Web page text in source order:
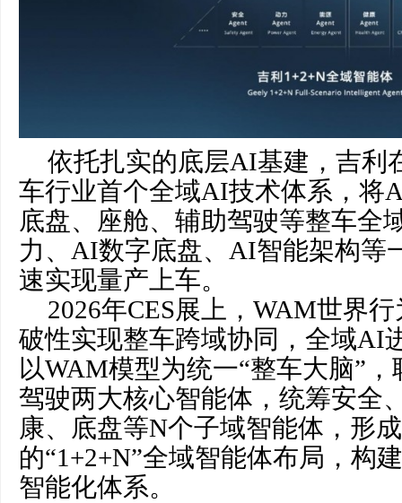
依托扎实的底层AI基建，吉利
车行业首个全域AI技术体系，将
底盘、座舱、辅助驾驶等整车全
力、AI数字底盘、AI智能架构等
速实现量产上车。
2026年CES展上，WAM世界
破性实现整车跨域协同，全域AI
以WAM模型为统一“整车大脑”
驾驶两大核心智能体，统筹安全
康、底盘等N个子域智能体，形
的“1+2+N”全域智能体布局，构
智能化体系。